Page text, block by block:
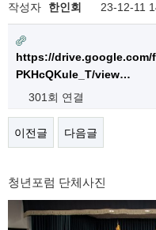
작성자 한인회 23-12-11
https://drive.google.com/
PKHcQKule_T/view…
301회 연결
이전글 다음글
청년포럼 단체사진